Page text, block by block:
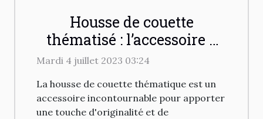
Housse de couette
thématisé : l’accessoire à
avoir chez vous
Mardi 4 juillet 2023 03:24
La housse de couette thématique est un
accessoire incontournable pour apporter
une touche d'originalité et de